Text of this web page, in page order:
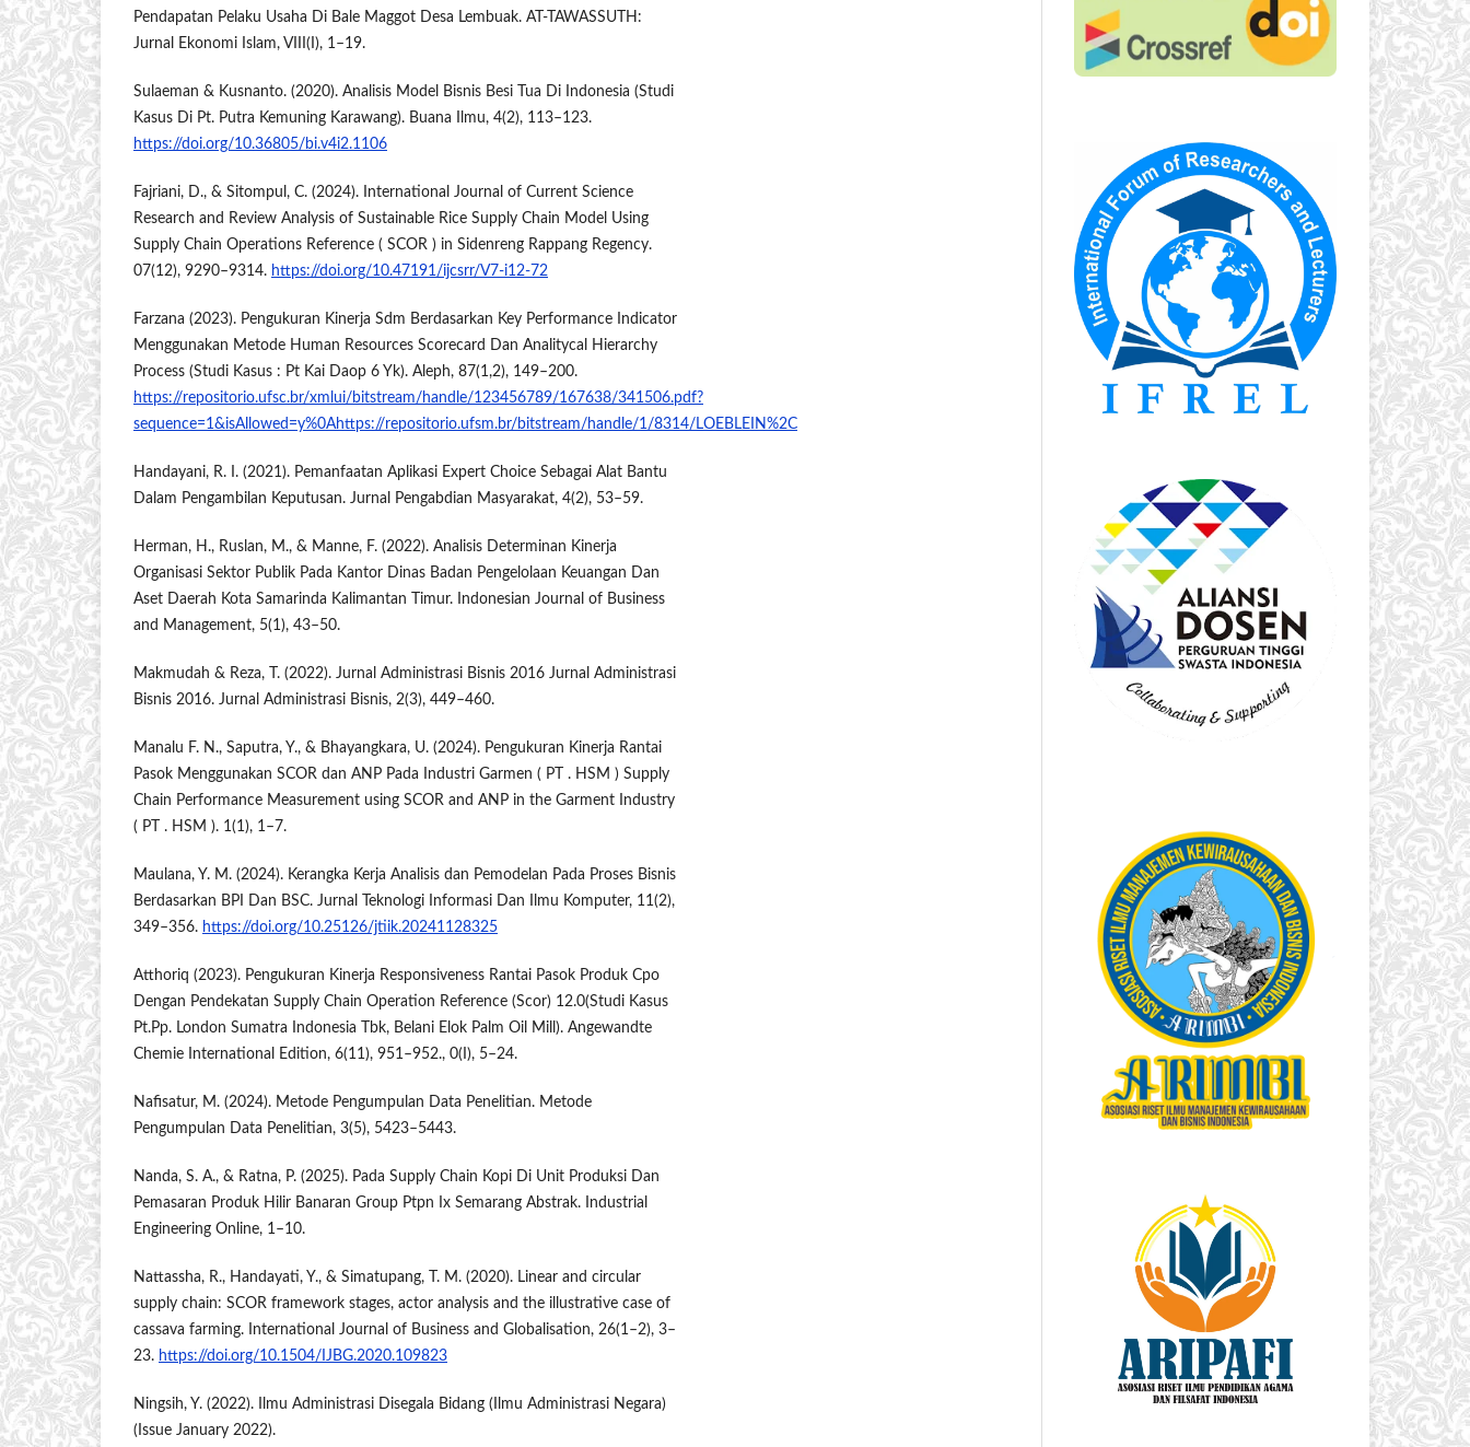
Pendapatan Pelaku Usaha Di Bale Maggot Desa Lembuak. AT-TAWASSUTH:
Jurnal Ekonomi Islam, VIII(I), 1–19.
Sulaeman & Kusnanto. (2020). Analisis Model Bisnis Besi Tua Di Indonesia (Studi
Kasus Di Pt. Putra Kemuning Karawang). Buana Ilmu, 4(2), 113–123.
https://doi.org/10.36805/bi.v4i2.1106
Fajriani, D., & Sitompul, C. (2024). International Journal of Current Science
Research and Review Analysis of Sustainable Rice Supply Chain Model Using
Supply Chain Operations Reference ( SCOR ) in Sidenreng Rappang Regency.
07(12), 9290–9314. https://doi.org/10.47191/ijcsrr/V7-i12-72
Farzana (2023). Pengukuran Kinerja Sdm Berdasarkan Key Performance Indicator
Menggunakan Metode Human Resources Scorecard Dan Analitycal Hierarchy
Process (Studi Kasus : Pt Kai Daop 6 Yk). Aleph, 87(1,2), 149–200.
https://repositorio.ufsc.br/xmlui/bitstream/handle/123456789/167638/341506.pdf?
sequence=1&isAllowed=y%0Ahttps://repositorio.ufsm.br/bitstream/handle/1/8314/LOEBLEIN%2C
Handayani, R. I. (2021). Pemanfaatan Aplikasi Expert Choice Sebagai Alat Bantu
Dalam Pengambilan Keputusan. Jurnal Pengabdian Masyarakat, 4(2), 53–59.
Herman, H., Ruslan, M., & Manne, F. (2022). Analisis Determinan Kinerja
Organisasi Sektor Publik Pada Kantor Dinas Badan Pengelolaan Keuangan Dan
Aset Daerah Kota Samarinda Kalimantan Timur. Indonesian Journal of Business
and Management, 5(1), 43–50.
Makmudah & Reza, T. (2022). Jurnal Administrasi Bisnis 2016 Jurnal Administrasi
Bisnis 2016. Jurnal Administrasi Bisnis, 2(3), 449–460.
Manalu F. N., Saputra, Y., & Bhayangkara, U. (2024). Pengukuran Kinerja Rantai
Pasok Menggunakan SCOR dan ANP Pada Industri Garmen ( PT . HSM ) Supply
Chain Performance Measurement using SCOR and ANP in the Garment Industry
( PT . HSM ). 1(1), 1–7.
Maulana, Y. M. (2024). Kerangka Kerja Analisis dan Pemodelan Pada Proses Bisnis
Berdasarkan BPI Dan BSC. Jurnal Teknologi Informasi Dan Ilmu Komputer, 11(2),
349–356. https://doi.org/10.25126/jtiik.20241128325
Atthoriq (2023). Pengukuran Kinerja Responsiveness Rantai Pasok Produk Cpo
Dengan Pendekatan Supply Chain Operation Reference (Scor) 12.0(Studi Kasus
Pt.Pp. London Sumatra Indonesia Tbk, Belani Elok Palm Oil Mill). Angewandte
Chemie International Edition, 6(11), 951–952., 0(I), 5–24.
Nafisatur, M. (2024). Metode Pengumpulan Data Penelitian. Metode
Pengumpulan Data Penelitian, 3(5), 5423–5443.
Nanda, S. A., & Ratna, P. (2025). Pada Supply Chain Kopi Di Unit Produksi Dan
Pemasaran Produk Hilir Banaran Group Ptpn Ix Semarang Abstrak. Industrial
Engineering Online, 1–10.
Nattassha, R., Handayati, Y., & Simatupang, T. M. (2020). Linear and circular
supply chain: SCOR framework stages, actor analysis and the illustrative case of
cassava farming. International Journal of Business and Globalisation, 26(1–2), 3–
23. https://doi.org/10.1504/IJBG.2020.109823
Ningsih, Y. (2022). Ilmu Administrasi Disegala Bidang (Ilmu Administrasi Negara)
(Issue January 2022).